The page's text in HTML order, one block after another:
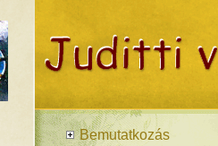
Bemutatkozás